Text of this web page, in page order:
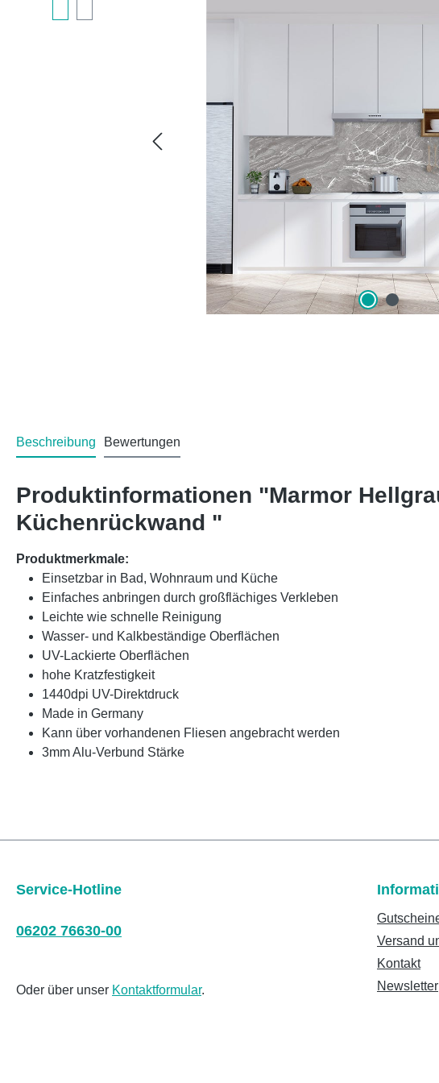
Beschreibung Bewertungen
Produktinformationen "Marmor
Küchenrückwand "
Produktmerkmale:
Einsetzbar in Bad, Wohnraum und Küche
Einfaches anbringen durch großflächiges Verkleben
Leichte wie schnelle Reinigung
Wasser- und Kalkbeständige Oberflächen
UV-Lackierte Oberflächen
hohe Kratzfestigkeit
1440dpi UV-Direktdruck
Made in Germany
Kann über vorhandenen Fliesen angebracht werden
3mm Alu-Verbund Stärke
Service-Hotline
06202 76630-00
Oder über unser Kontaktformular.
Versand
Kontakt
Newsletter